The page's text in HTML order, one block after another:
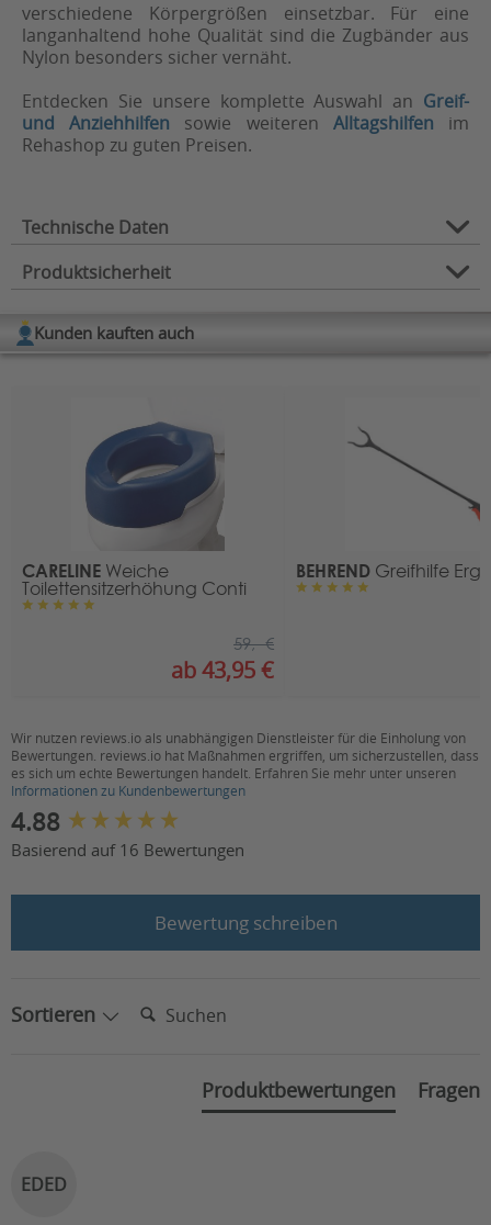
verschiedene Körpergrößen einsetzbar. Für eine
langanhaltend hohe Qualität sind die Zugbänder aus
Nylon besonders sicher vernäht.
Entdecken Sie unsere komplette Auswahl an Greif-
und Anziehhilfen sowie weiteren Alltagshilfen im
Rehashop zu guten Preisen.
Technische Daten
Verwendungszweck:
Greifhilfe
Typ:
Produktsicherheit
Herstellerinformation
49610 Quakenbrück
Kontakt
info@rehastage.de
Kunden kauften auch
CARELINE Weiche
Toilettensitzerhöhung Conti
ab 43,95 €
59,- €
BEHREND Greifhilfe
Wir nutzen reviews.io als unabhängigen Dienstleister für die Einholung von
Bewertungen. reviews.io hat Maßnahmen ergriffen, um sicherzustellen, dass
es sich um echte Bewertungen handelt. Erfahren Sie mehr unter unseren
Informationen zu Kundenbewertungen
4.88
Basierend auf 16 Bewertungen
Bewertung schreiben
Sortieren Suchen:
Produktbewertungen Fragen
EDED
New content loaded